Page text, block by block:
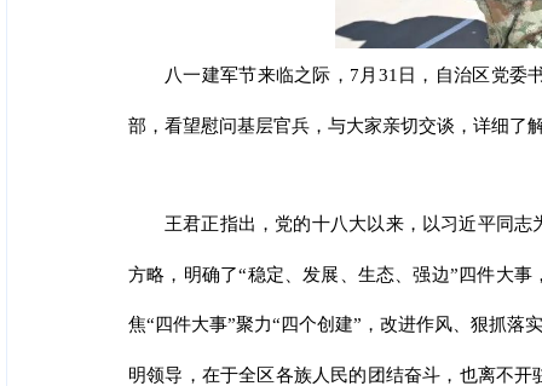
八一建军节来临之际，7月31日，自治区党委
部，看望慰问基层官兵，与大家亲切交谈，详细了
王君正指出，党的十八大以来，以习近平同
方略，明确了“稳定、发展、生态、强边”四件大
焦“四件大事”聚力“四个创建”，改进作风、狠抓
明领导，在于全区各族人民的团结奋斗，也离不